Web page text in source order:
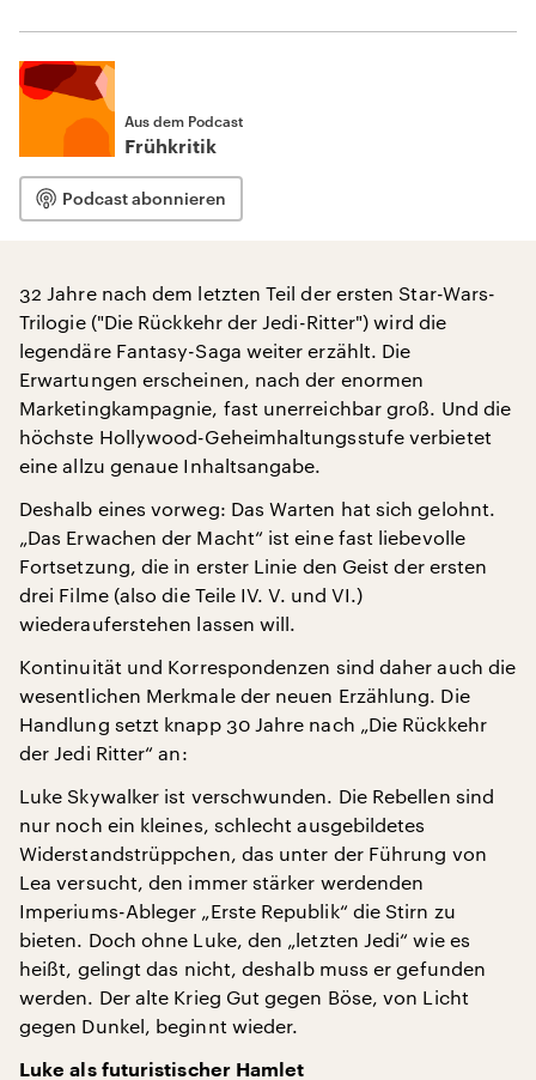
Aus dem Podcast
Frühkritik
Podcast abonnieren
32 Jahre nach dem letzten Teil der ersten Star-Wars-
Trilogie ("Die Rückkehr der Jedi-Ritter") wird die
legendäre Fantasy-Saga weiter erzählt. Die
Erwartungen erscheinen, nach der enormen
Marketingkampagnie, fast unerreichbar groß. Und die
höchste Hollywood-Geheimhaltungsstufe verbietet
eine allzu genaue Inhaltsangabe.
Deshalb eines vorweg: Das Warten hat sich gelohnt.
„Das Erwachen der Macht“ ist eine fast liebevolle
Fortsetzung, die in erster Linie den Geist der ersten
drei Filme (also die Teile IV. V. und VI.)
wiederauferstehen lassen will.
Kontinuität und Korrespondenzen sind daher auch die
wesentlichen Merkmale der neuen Erzählung. Die
Handlung setzt knapp 30 Jahre nach „Die Rückkehr
der Jedi Ritter“ an:
Luke Skywalker ist verschwunden. Die Rebellen sind
nur noch ein kleines, schlecht ausgebildetes
Widerstandstrüppchen, das unter der Führung von
Lea versucht, den immer stärker werdenden
Imperiums-Ableger „Erste Republik“ die Stirn zu
bieten. Doch ohne Luke, den „letzten Jedi“ wie es
heißt, gelingt das nicht, deshalb muss er gefunden
werden. Der alte Krieg Gut gegen Böse, von Licht
gegen Dunkel, beginnt wieder.
Luke als futuristischer Hamlet